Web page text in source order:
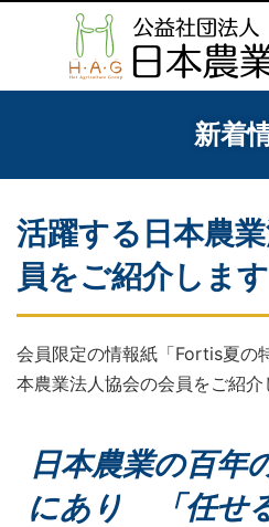
新着
活躍する日本農
員をご紹介します
会員限定の情報紙「Fortis夏の
本農業法人協会の会員をご紹介
日本農業の百年
にあり
「任